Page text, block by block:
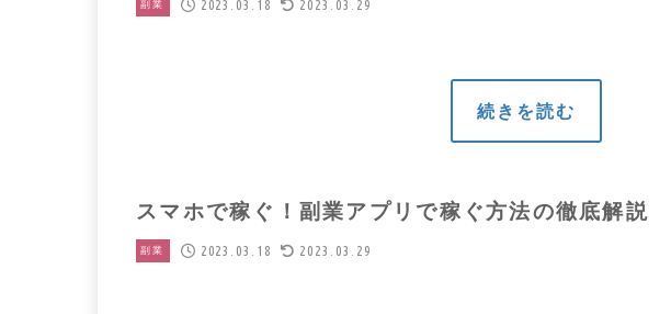
副業 2023.03.18 2023.03.29
続きを読む
スマホで稼ぐ！副業アプリで稼ぐ方法の徹底解説
副業 2023.03.18 2023.03.29